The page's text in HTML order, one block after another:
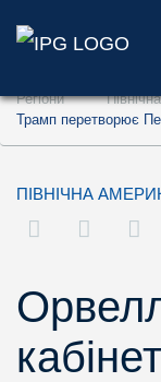
Перейти
Перейти
Регіони
Трамп перетворює
ПІВНІЧНА